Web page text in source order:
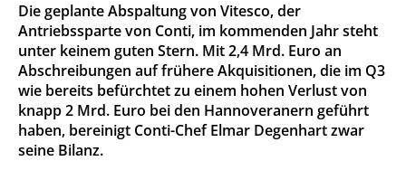
Die geplante Abspaltung von Vitesco, der
Antriebssparte von Conti, im kommenden Jahr steht
unter keinem guten Stern. Mit 2,4 Mrd. Euro an
Abschreibungen auf frühere Akquisitionen, die im Q3
wie bereits befürchtet zu einem hohen Verlust von
knapp 2 Mrd. Euro bei den Hannoveranern geführt
haben, bereinigt Conti-Chef Elmar Degenhart zwar
seine Bilanz.